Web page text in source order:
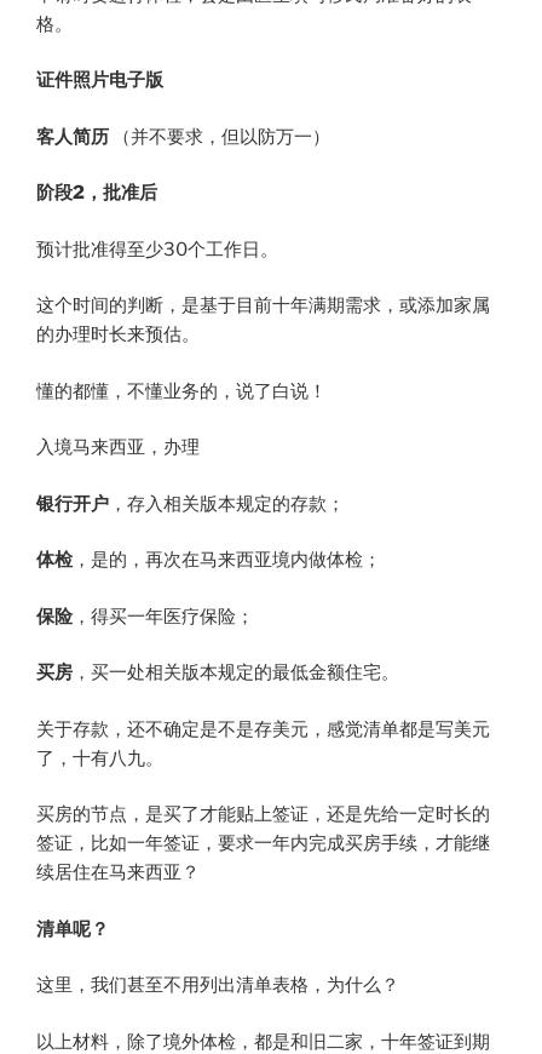
格。
证件照片电子版
客人简历 （并不要求，但以防万一）
阶段2，批准后
预计批准得至少30个工作日。
这个时间的判断，是基于目前十年满期需求，或添加家属
的办理时长来预估。
懂的都懂，不懂业务的，说了白说！
入境马来西亚，办理
银行开户 ，存入相关版本规定的存款；
体检，是的，再次在马来西亚境内做体检；
保险，得买一年医疗保险；
买房 ，买一处相关版本规定的最低金额住宅。
关于存款，还不确定是不是存美元，感觉清单都是写美元
了，十有八九。
买房的节点，是买了才能贴上签证，还是先给一定时长的
签证，比如一年签证，要求一年内完成买房手续，才能继
续居住在马来西亚？
清单呢？
这里，我们甚至不用列出清单表格，为什么？
以上材料，除了境外体检，都是和旧二家，十年签证到期